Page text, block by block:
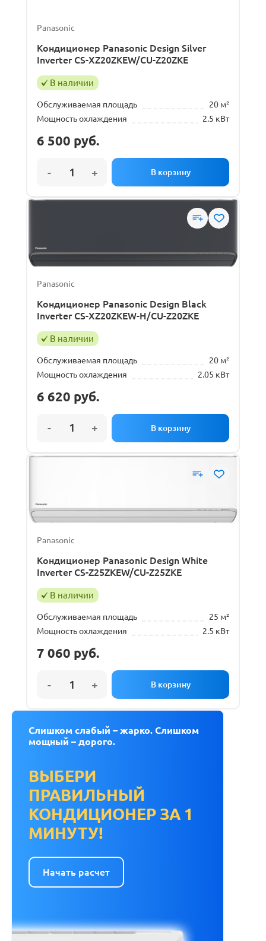
Panasonic
Кондиционер Panasonic Design Silver
Inverter CS-XZ20ZKEW/CU-Z20ZKE
В наличии
Обслуживаемая площадь
20 м²
Мощность охлаждения
2.5 кВт
6 500 руб.
Panasonic
Кондиционер Panasonic Design Black
Inverter CS-XZ20ZKEW-H/CU-Z20ZKE
В наличии
Обслуживаемая площадь
20 м²
Мощность охлаждения
2.05 кВт
6 620 руб.
Panasonic
Кондиционер Panasonic Design White
Inverter CS-Z25ZKEW/CU-Z25ZKE
В наличии
Обслуживаемая площадь
25 м²
Мощность охлаждения
2.5 кВт
7 060 руб.
Слишком слабый – жарко. Слишком
мощный – дорого.
ВЫБЕРИ
ПРАВИЛЬНЫЙ
КОНДИЦИОНЕР ЗА 1
МИНУТУ!
Начать расчет